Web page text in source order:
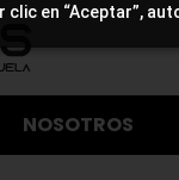
en “Aceptar”,
NOSOTROS